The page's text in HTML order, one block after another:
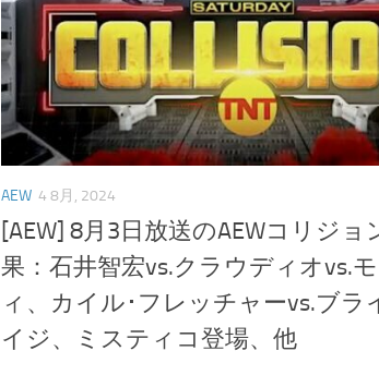
AEW 4 8月, 2024
[AEW] 8月3日放送のAEWコリジョ
果：石井智宏vs.クラウディオvs.
ィ、カイル･フレッチャーvs.ブラ
イジ、ミスティコ登場、他